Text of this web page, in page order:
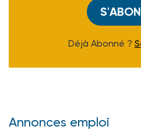
Déjà Abonné ?
Annonces emploi